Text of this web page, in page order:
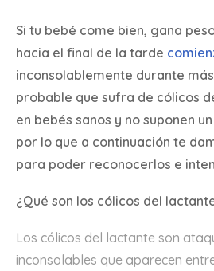
Si tu bebé come bien, gana
hacia el final de la tarde
inconsolablemente durante
probable que sufra de cólicos
en bebés sanos y no suponen
por lo que a continuación te
para poder reconocerlos e
¿Qué son los cólicos del
Los cólicos del lactante son
inconsolables que aparecen